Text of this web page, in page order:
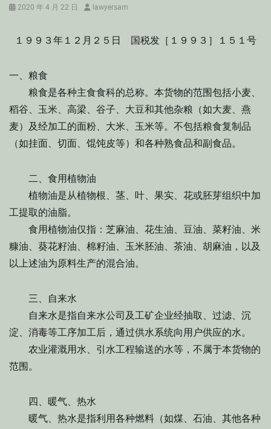
Posted
2020 年 4 月 22 日 Authorlawyersam
１９９３年１２月２５日 国税发［１９９３］１５１号
一、粮食
粮食是各种主食食科的总称。本货物的范围包括小麦、
稻谷、玉米、高梁、谷子、大豆和其他杂粮（如大麦、燕
麦）及经加工的面粉、大米、玉米等。不包括粮食复制品
（如挂面、切面、馄饨皮等）和各种熟食品和副食品。
二、食用植物油
植物油是从植物根、茎、叶、果实、花或胚芽组织中加
工提取的油脂。
食用植物油仅指：芝麻油、花生油、豆油、菜籽油、米
糠油、葵花籽油、棉籽油、玉米胚油、茶油、胡麻油，以及
以上述油为原料生产的混合油。
三、自来水
自来水是指自来水公司及工矿企业经抽取、过滤、沉
淀、消毒等工序加工后，通过供水系统向用户供应的水。
农业灌溉用水、引水工程输送的水等，不属于本货物的
范围。
四、暖气、热水
暖气、热水是指利用各种燃料（如煤、石油、其他各种